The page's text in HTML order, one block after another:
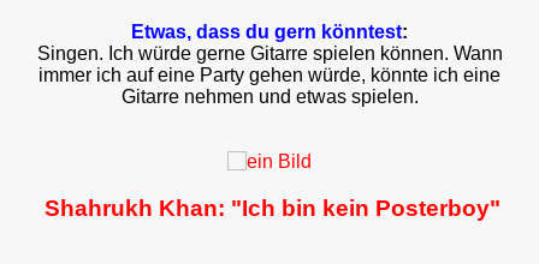
Etwas, dass du gern könntest:
Singen. Ich würde gerne Gitarre spielen können. Wann
immer ich auf eine Party gehen würde, könnte ich eine
Gitarre nehmen und etwas spielen.
Shahrukh Khan: "Ich bin kein Posterboy"